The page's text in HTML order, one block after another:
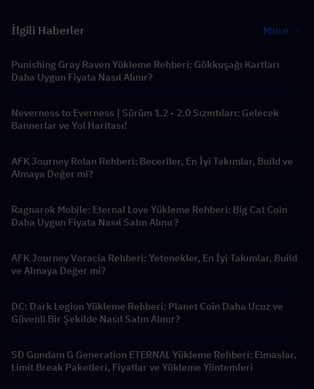
İlgili Haberler More
Punishing Gray Raven Yükleme Rehberi: Gökkuşağı Kartları
Daha Uygun Fiyata Nasıl Alınır?
Neverness to Everness | Sürüm 1.2 - 2.0 Sızıntıları: Gelecek
Bannerlar ve Yol Haritası!
AFK Journey Rolan Rehberi: Beceriler, En İyi Takımlar, Build ve
Almaya Değer mi?
Ragnarok Mobile: Eternal Love Yükleme Rehberi: Big Cat Coin
Daha Uygun Fiyata Nasıl Satın Alınır?
AFK Journey Voracia Rehberi: Yetenekler, En İyi Takımlar, Build
ve Almaya Değer mi?
DC: Dark Legion Yükleme Rehberi: Planet Coin Daha Ucuz ve
Güvenli Bir Şekilde Nasıl Satın Alınır?
SD Gundam G Generation ETERNAL Yükleme Rehberi: Elmaslar,
Limit Break Paketleri, Fiyatlar ve Yükleme Yöntemleri